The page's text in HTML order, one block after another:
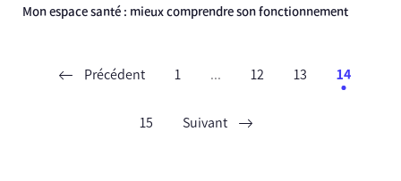
Mon espace santé : mieux comprendre son fonctionnement
Précédent 1 ... 12 13 14
15 Suivant